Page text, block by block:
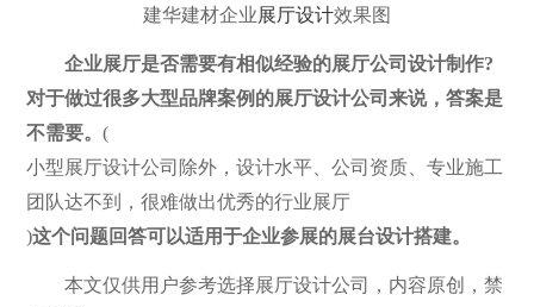
建华建材企业展厅设计效果图
企业展厅是否需要有相似经验的展厅公司设计制作?
对于做过很多大型品牌案例的展厅设计公司来说，答案是
不需要。(
小型展厅设计公司除外，设计水平、公司资质、专业施工
团队达不到，很难做出优秀的行业展厅
)这个问题回答可以适用于企业参展的展台设计搭建。
本文仅供用户参考选择展厅设计公司，内容原创，禁